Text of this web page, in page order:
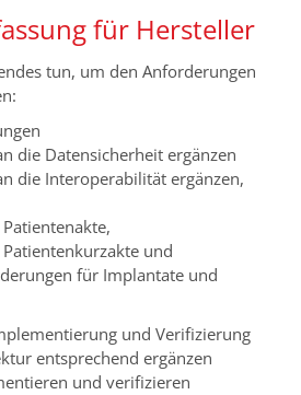
für Hersteller
tun, um den Anforderungen
die Datensicherheit ergänzen
die Interoperabilität ergänzen,
und
für Implantate und
und Verifizierung
entsprechend ergänzen
und verifizieren